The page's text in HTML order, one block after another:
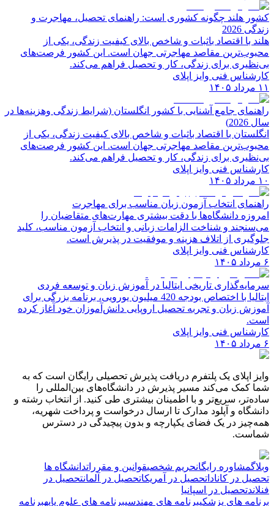
کشور هلند چگونه کشوری است: راهنمای تحصیل، مهاجرت و
زندگی 2026
هلند با اقتصاد باثبات و شاخص‌ بالای کیفیت زندگی، یکی از
محبوب‌ترین مقاصد مهاجرتی جهان است. این کشور فرصت‌های
بی‌نظیری برای زندگی، کار و تحصیل فراهم می‌کند.
کارشناس فنی وایز اپلای
۱۱ مرداد ۱۴۰۵
راهنمای جامع آشنایی با کشور انگلستان (شرایط زندگی وهزینه‌ها در
سال 2026)
انگلستان با اقتصاد باثبات و شاخص‌ بالای کیفیت زندگی، یکی از
محبوب‌ترین مقاصد مهاجرتی جهان است. این کشور فرصت‌های
بی‌نظیری برای زندگی، کار و تحصیل فراهم می‌کند.
کارشناس فنی وایز اپلای
۱۰ مرداد ۱۴۰۵
راهنمای انتخاب آزمون زبان مناسب برای مهاجرت
امروزه دانشگاه‌ها با دقت بیشتری مهارت‌های متقاضیان را
می‌سنجند و شناخت الزامات زبانی و انتخاب آزمون مناسب، کلید
جلوگیری از اتلاف هزینه و موفقیت در پذیرش است.
کارشناس فنی وایز اپلای
۶ مرداد ۱۴۰۵
سرمایه‌گذاری تاریخی ایتالیا در آموزش زبان و توسعه فردی
ایتالیا با اختصاص بودجه 420 میلیون یورویی، برنامه بزرگی برای
آموزش زبان و تجربه تحصیل اروپایی دانش‌آموزان خود آغاز کرده
است.
کارشناس فنی وایز اپلای
۶ مرداد ۱۴۰۵
وایز اپلای یک پلتفرم دریافت پذیرش تحصیلی رایگان است که به
شما کمک می‌کند مسیر پذیرش در دانشگاه‌های بین‌المللی را
ساده‌تر، سریع‌تر و با اطمینان بیشتری طی کنید. از انتخاب رشته و
دانشگاه و آپلود مدارک تا ارسال درخواست و پرداخت شهریه،
همه‌چیز در یک فضای یکپارچه و بدون پیچیدگی در دسترس
شماست.
وبلاگمشاوره رایگانحریم شخصیقوانین و مقرراتدانشگاه ها
تحصیل در کانادا تحصیل در آمریکاتحصیل در آلمانتحصیل در
فنلاندتحصیل در اسپانیا
برنامه های پزشکیبرنامه های مهندسیبرنامه های علوم پایهبرنامه